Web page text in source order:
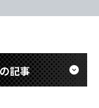
味を実感で
ます
記事
工学
工学
工学
工学